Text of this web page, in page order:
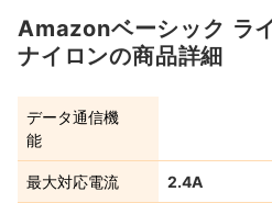
Amazonベーシック ラ
ナイロンの商品詳細
データ通信機
能
最大対応電流 2.4A